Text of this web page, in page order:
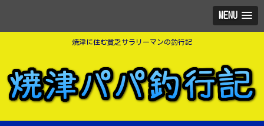
MENU
焼津に住む貧乏サラリーマンの釣行記